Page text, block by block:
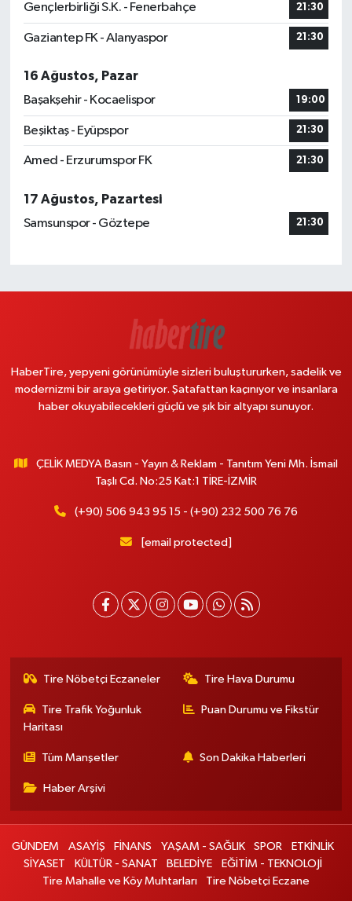
Gençlerbirliği S.K. - Fenerbahçe 21:30
Gaziantep FK - Alanyaspor 21:30
16 Ağustos, Pazar
Başakşehir - Kocaelispor
19:00
Beşiktaş - Eyüpspor 21:30
Amed - Erzurumspor FK 21:30
17 Ağustos, Pazartesi
Samsunspor - Göztepe
21:30
HaberTire, yepyeni görünümüyle sizleri buluştururken, sadelik ve
modernizmi bir araya getiriyor. Şatafattan kaçınıyor ve insanlara
haber okuyabilecekleri güçlü ve şık bir altyapı sunuyor.
ÇELİK MEDYA Basın - Yayın & Reklam - Tanıtım Yeni Mh. İsmail
Taşlı Cd. No:25 Kat:1 TİRE-İZMİR
(+90) 506 943 95 15 - (+90) 232 500 76 76
[email protected]
Tire Nöbetçi Eczaneler Tire Hava Durumu
Tire Trafik Yoğunluk
Haritası
Puan Durumu ve Fikstür
Tüm Manşetler Son Dakika Haberleri
Haber Arşivi
GÜNDEM ASAYİŞ FİNANS YAŞAM - SAĞLIK SPOR
ETKİNLİK
SİYASET
KÜLTÜR - SANAT BELEDİYE
EĞİTİM - TEKNOLOJİ
Tire Mahalle ve Köy Muhtarları
Tire Nöbetçi Eczane